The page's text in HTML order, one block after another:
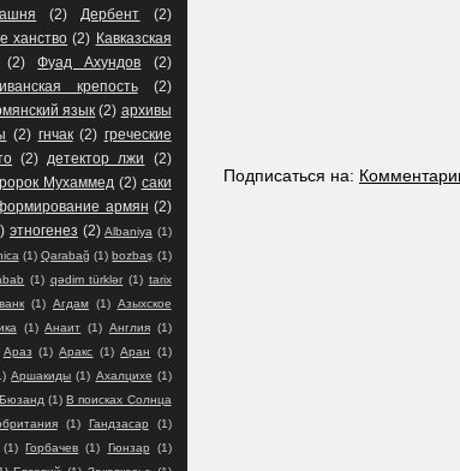
Подписаться на:
(2) Дербент
(2)
ханство (2) Кавказская
(2) Фуад Ахундов
(2)
крепость
(2)
язык (2) архивы
(2) гнчак (2) греческие
(2) детектор лжи
(2)
Мухаммед (2) саки
армян (2)
этногенез (2) Albaniya (1)
(1) Qarabağ (1) bozbaş (1)
(1) qədim türklər (1) tarix
(1) Агдам (1) Азыхское
(1) Анаит (1) Англия (1)
Араз (1) Аракс (1) Аран
(1)
Аршакиды (1) Ахалцихе (1)
Бюзанд (1) В поисках Солнца
(1) Гандзасар
(1)
(1) Горбачев (1) Гюнзар
(1)